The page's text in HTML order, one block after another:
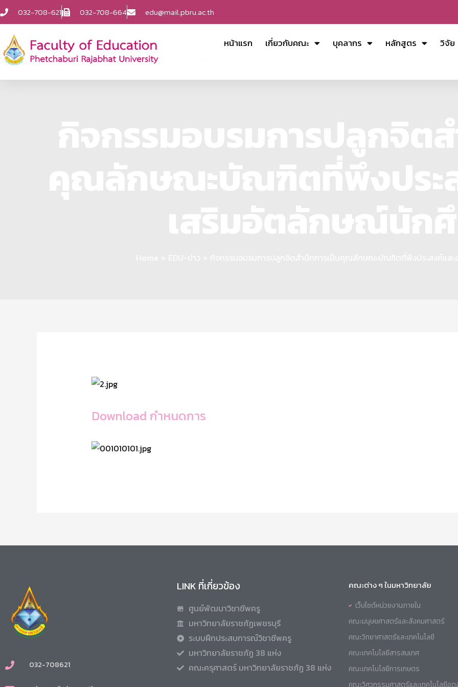
032-708-621 032-708-664 edu@mail.pbru.ac.th
หน้าแรก เกี่ยวกับคณะ บุคลากร หลักสูตร วิจัย
Download กำหนดการ
032-708621
LINK ที่เกี่ยวข้อง
ศูนย์พัฒนาวิชาชีพครู
มหาวิทยาลัยราชภัฏเพชรบุรี
ระบบฝึกประสบการณ์วิชาชีพครู
มหาวิทยาลัยราชภัฏ 38 แห่ง
คณะครุศาสตร์ มหาวิทยาลัยราชภัฏ 38 แห่ง
คณะต่าง ๆ ในมหาวิทยาลัย
เว็บไซต์หน่วยงานภายใน
คณะมนุษยศาสตร์และสังคมศาสตร์
คณะวิทยาศาสตร์และเทคโนโลยี
คณะเทคโนโลยีสารสนเทศ
คณะเทคโนโลยีการเกษตร